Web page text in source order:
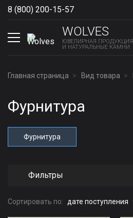
8 (800) 200-15-57
WOLVES
ЮВЕЛИРНАЯ ПРОДУКЦИЯ
И НАТУРАЛЬНЫЕ КАМНИ
Главная страница Вид товара
Фурнитура
Фурнитура
Фильтры
Сортировать по: дате поступления